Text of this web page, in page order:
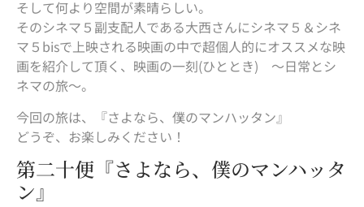
そして何より空間が素晴らしい。
そのシネマ５副支配人である大西さんにシネマ５＆シネ
マ５bisで上映される映画の中で超個人的にオススメな映
画を紹介して頂く、映画の一刻(ひととき) ～日常とシ
ネマの旅～。
今回の旅は、『さよなら、僕のマンハッタン』
どうぞ、お楽しみください！
第二十便『さよなら、僕のマンハッタ
ン』